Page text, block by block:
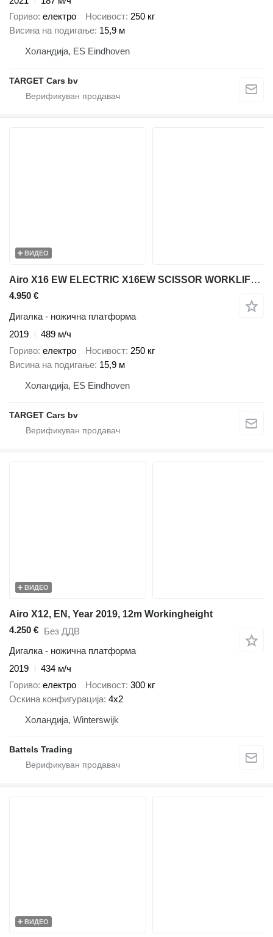
Гориво електро Носивост 250 кг
Висина на подигање 15,9 м
Холандија, ES Eindhoven
TARGET Cars bv
ВИДЕО
Airo X16 EW ELECTRIC X16EW SCISSOR WORKLIFT 1590CM 2019 SF228276 489H
4.950 €
Дигалка - ножична платформа
2019
489 м/ч
Гориво електро Носивост 250 кг
Висина на подигање 15,9 м
Холандија, ES Eindhoven
TARGET Cars bv
ВИДЕО
Airo X12, EN, Year 2019, 12m Workingheight
4.250 € Без ДДВ
Дигалка - ножична платформа
2019
434 м/ч
Гориво електро Носивост 300 кг
Оскина конфигурација 4x2
Холандија, Winterswijk
Battels Trading
ВИДЕО